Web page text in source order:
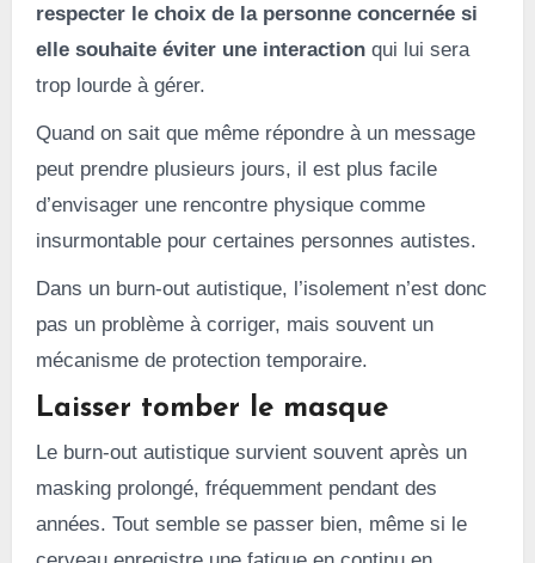
respecter le choix de la personne concernée si
elle souhaite éviter une interactionqui lui sera
trop lourde à gérer.
Quand on sait que même répondre à un message
peut prendre plusieurs jours, il est plus facile
d’envisager une rencontre physique comme
insurmontable pour certaines personnes autistes.
Dans un burn-out autistique, l’isolement n’est donc
pas un problème à corriger, mais souvent un
mécanisme de protection temporaire.
Laisser tomber le masque
Le burn-out autistique survient souvent après un
masking prolongé, fréquemment pendant des
années. Tout semble se passer bien, même si le